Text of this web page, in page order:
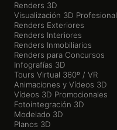
Renders 3D
Visualización 3D Profesional
Renders Exteriores
Renders Interiores
Renders Inmobiliarios
Renders para Concursos
Infografías 3D
Tours Virtual 360º / VR
Animaciones y Vídeos 3D
Vídeos 3D Promocionales
Fotointegración 3D
Modelado 3D
Planos 3D